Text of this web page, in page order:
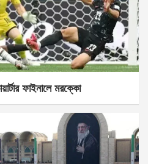
ফাইনালে মরক্কো